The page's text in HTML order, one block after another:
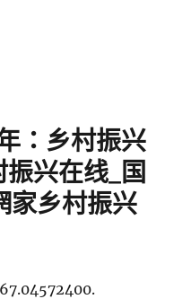
：乡村振兴
兴在线_国
家乡村振兴